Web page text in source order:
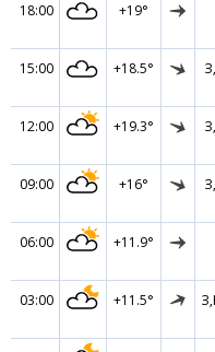
18:00 +19°
15:00 +18.5°
12:00 +19.3°
09:00 +16°
06:00 +11.9°
03:00 +11.5°